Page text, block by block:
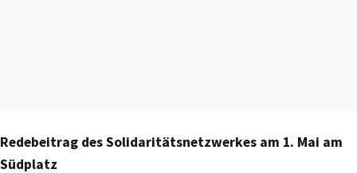
Redebeitrag des Solidaritätsnetzwerkes am 1. Mai am
Südplatz